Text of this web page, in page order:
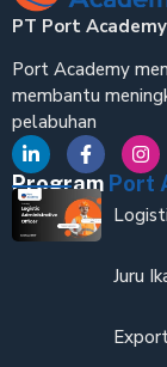
PT Port
Port Academy
membantu
pelabuhan
Program Port
Juru